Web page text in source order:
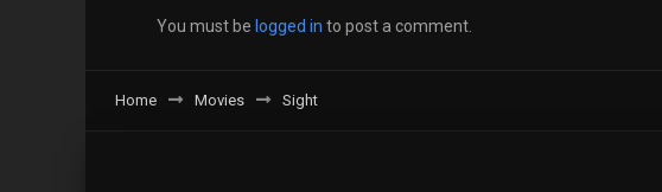
You must be logged in to post a comment.
Home Movies Sight